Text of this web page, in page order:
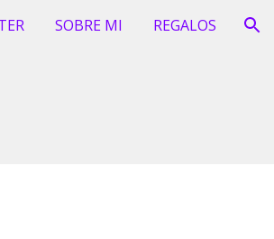
SOBRE MI REGALOS